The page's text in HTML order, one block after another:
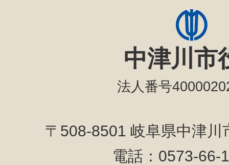
中津川市
法人番号
〒508-8501 岐阜県中津
電話：0573-